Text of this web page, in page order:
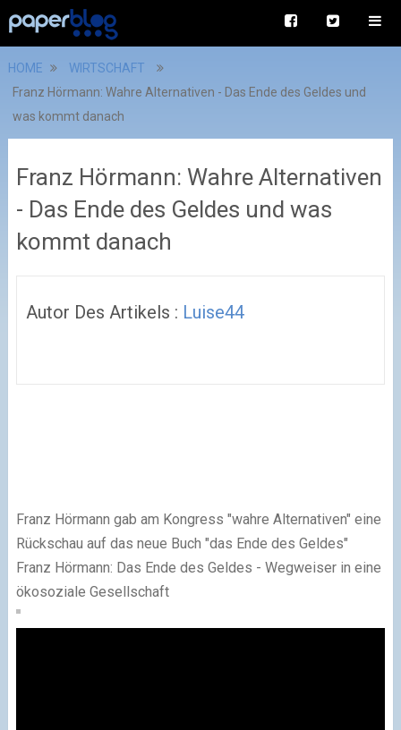
HOME
WIRTSCHAFT
Franz Hörmann: Wahre Alternativen - Das Ende des Geldes und
was kommt danach
Franz Hörmann: Wahre Alternativen
- Das Ende des Geldes und was
kommt danach
Autor Des Artikels : Luise44
Franz Hörmann gab am Kongress "wahre Alternativen" eine
Rückschau auf das neue Buch "das Ende des Geldes"
Franz Hörmann: Das Ende des Geldes - Wegweiser in eine
ökosoziale Gesellschaft